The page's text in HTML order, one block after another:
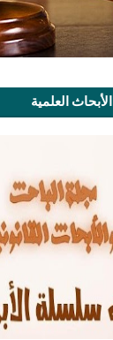
العلمية